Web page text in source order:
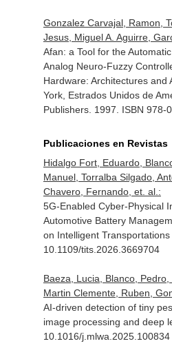
Gonzalez Carvajal, Ramon,
Jesus, Miguel A. Aguirre,
Afan: a Tool for the
Analog Neuro-Fuzzy
Hardware: Architectures and
York, Estrados Unidos de
Publishers. 1997. ISBN 978-
Publicaciones en Revistas
Hidalgo Fort, Eduardo,
Manuel, Torralba Silgado,
Chavero, Fernando, et. al.:
5G-Enabled Cyber-Physical
Automotive Battery
on Intelligent
10.1109/tits.2026.3669704
Baeza, Lucia, Blanco,
Martin Clemente, Ruben,
AI-driven detection of tiny
image processing and deep
10.1016/j.mlwa.2025.100834